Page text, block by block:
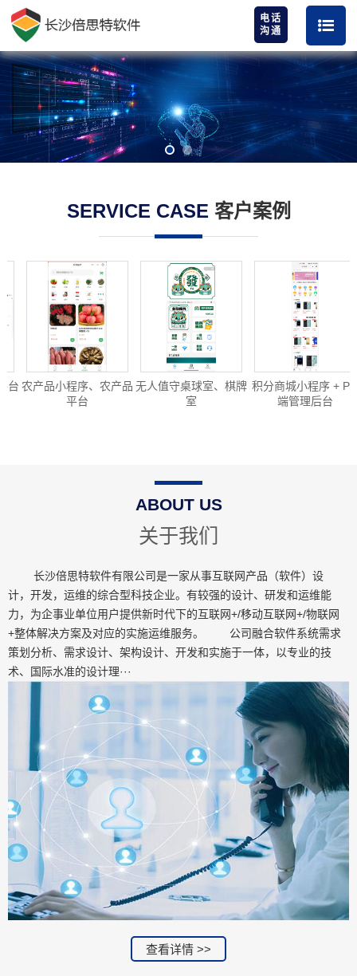
电话
沟通
SERVICE CASE 客户案例
台农产品小程序、农产品
平台
无人值守桌球室、棋牌
室
积分商城小程序 + PC
端管理后台
ABOUT US
关于我们
长沙倍思特软件有限公司是一家从事互联网产品（软件）设
计，开发，运维的综合型科技企业。有较强的设计、研发和运维能
力，为企事业单位用户提供新时代下的互联网+/移动互联网+/物联网
+整体解决方案及对应的实施运维服务。 公司融合软件系统需求
策划分析、需求设计、架构设计、开发和实施于一体，以专业的技
术、国际水准的设计理···
查看详情 >>